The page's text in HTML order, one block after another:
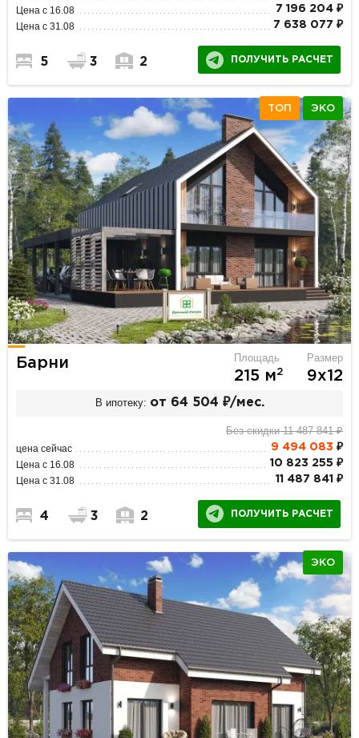
Цена с 16.08 7 196 204 ₽
Цена с 31.08 7 638 077 ₽
5 3 2 ПОЛУЧИТЬ РАСЧЕТ
ТОП ЭКО
Барни Площадь
215 м2
Размер
9х12
В ипотеку: от 64 504 ₽/мес.
Без скидки 11 487 841 ₽
цена сейчас 9 494 083 ₽
Цена с 16.08 10 823 255 ₽
Цена с 31.08 11 487 841 ₽
4 3 2 ПОЛУЧИТЬ РАСЧЕТ
ЭКО